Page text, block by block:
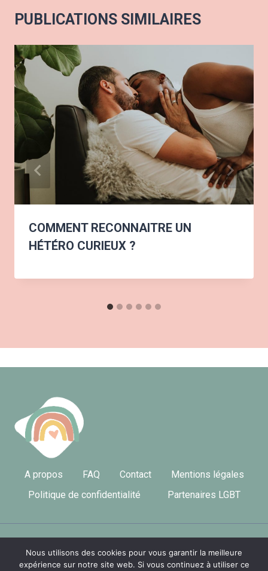
PUBLICATIONS SIMILAIRES
COMMENT RECONNAITRE UN
HÉTÉRO CURIEUX ?
A propos FAQ Contact
Mentions légales
Politique de confidentialité
Partenaires LGBT
© 2026 LGBT France
Nous utilisons des cookies pour vous garantir la meilleure
expérience sur notre site web. Si vous continuez à utiliser ce